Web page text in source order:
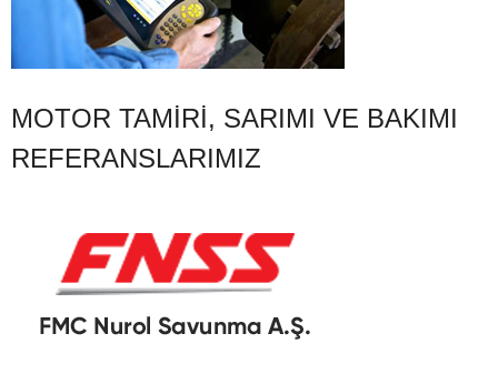
MOTOR TAMIRI, SARIMI VE BAKIMI
REFERANSLARIMIZ